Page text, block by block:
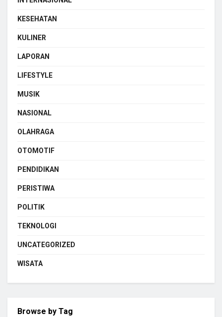
KESEHATAN
KULINER
LAPORAN
LIFESTYLE
MUSIK
NASIONAL
OLAHRAGA
OTOMOTIF
PENDIDIKAN
PERISTIWA
POLITIK
TEKNOLOGI
UNCATEGORIZED
WISATA
Browse by Tag